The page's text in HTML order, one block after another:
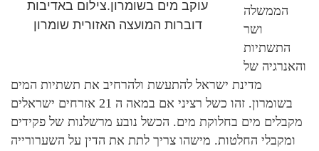
עוקב מים בשומרון.צילום באדיבות
דוברות המועצה האזורית שומרון
הממשלה
ושר
התשתיות
והאנרגיה של
מדינת ישראל להתעשת ולהרחיב את תשתיות המים
בשומרון. זהו כשל רציני אם במאה ה 21 אזרחים ישראלים
מקבלים מים בחלוקת מים. הכשל נובע מרשלנות של פקידים
ומקבלי החלטות. מישהו צריך לתת את הדין על השערורייה